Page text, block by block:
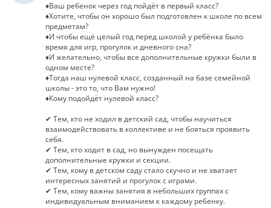
♦Ваш ребенок через год пойдёт в первый класс?
♦Хотите, чтобы он хорошо был подготовлен к школе по всем
предметам?
♦И чтобы ещё целый год перед школой у ребёнка было
время для игр, прогулок и дневного сна?
♦И желательно, чтобы все дополнительные кружки были в
одном месте?
♦Тогда наш нулевой класс, созданный на базе семейной
школы - это то, что Вам нужно!
♦Кому подойдёт нулевой класс?
✔ Тем, кто не ходил в детский сад, чтобы научиться
взаимодействовать в коллективе и не бояться проявить
себя.
✔ Тем, кто ходит в сад, но вынужден посещать
дополнительные кружки и секции.
✔ Тем, кому в детском саду стало скучно и не хватает
интересных занятий и прогулок с играми.
✔ Тем, кому важны занятия в небольших группах с
индивидуальным вниманием к каждому ребенку.